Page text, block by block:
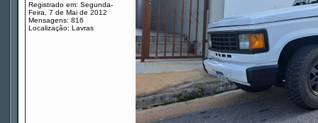
Registrado em: Segunda-
Feira, 7 de Mai de 2012
Mensagens: 816
Localização: Lavras